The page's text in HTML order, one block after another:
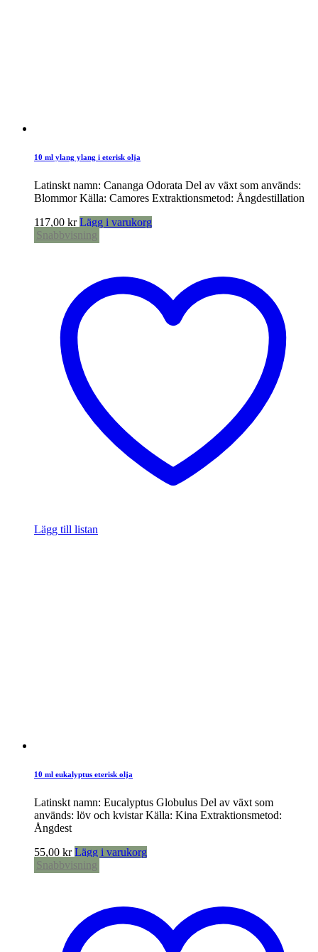
10 ml ylang ylang i eterisk olja
Latinskt namn: Cananga Odorata Del av växt som används:
Blommor Källa: Camores Extraktionsmetod: Ångdestillation
117,00 kr Lägg i varukorg
Snabbvisning
Lägg till listan
10 ml eukalyptus eterisk olja
Latinskt namn: Eucalyptus Globulus Del av växt som
används: löv och kvistar Källa: Kina Extraktionsmetod:
Ångdest
55,00 kr Lägg i varukorg
Snabbvisning